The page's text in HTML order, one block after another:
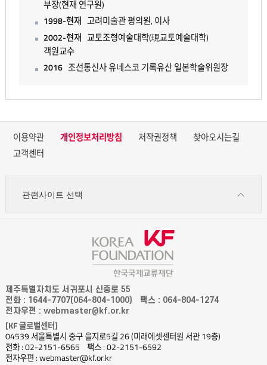
부장(현재 연구원)
1998-현재 고려미술관 평의원, 이사
2002-현재 교토조형예술대학(現교토예술대학)
객원교수
2016 조선통신사 유네스코 기록유산 일본학술위원장
이용약관 개인정보처리방침 저작권정책
찾아오시는길
고객센터
관련사이트 선택
제주특별자치도 서귀포시 신중로 55
전화 : 1644-7707(064-804-1000)
팩스 : 064-804-1274
전자우편 : webmaster@kf.or.kr
[KF 글로벌센터]
04539 서울특별시 중구 을지로5길 26 (미래에셋센터원 서관 19층)
전화 : 02-2151-6565
팩스 : 02-2151-6592
전자우편 : webmaster@kf.or.kr